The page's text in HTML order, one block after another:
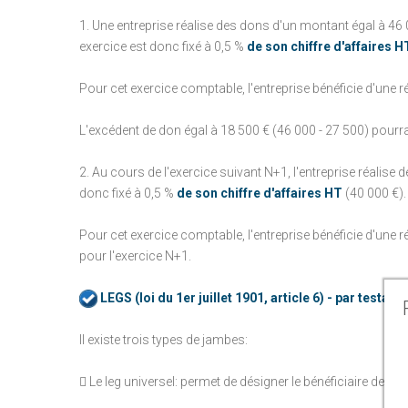
1. Une entreprise réalise des dons d'un montant égal à
exercice est donc fixé à 0,5 % de son chiffre d'affaires
Pour cet exercice comptable, l'entreprise bénéficie d'une
L'excédent de don égal à 18 500 € (46 000 - 27 500)
2. Au cours de l'exercice suivant N+1, l'entreprise
donc fixé à 0,5 % de son chiffre d'affaires HT (40 000 €).
Pour cet exercice comptable, l'entreprise bénéficie d'une
pour l'exercice N+1.
LEGS (loi du 1er juillet 1901, article 6) - par
Il existe trois types de jambes:
 Le leg universel: permet de désigner le bénéficiaire de la